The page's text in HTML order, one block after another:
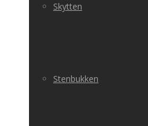
Skytten
Stenbukken